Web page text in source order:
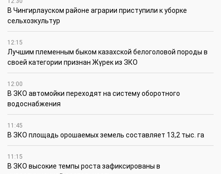
В Чингирлауском районе аграрии приступили к уборке
сельхозкультур
12:15
Лучшим племенным быком казахской белоголовой породы в
своей категории признан Жүрек из ЗКО
12:00
В ЗКО автомойки переходят на систему оборотного
водоснабжения
11:45
В ЗКО площадь орошаемых земель составляет 13,2 тыс. га
11:15
В ЗКО высокие темпы роста зафиксированы в